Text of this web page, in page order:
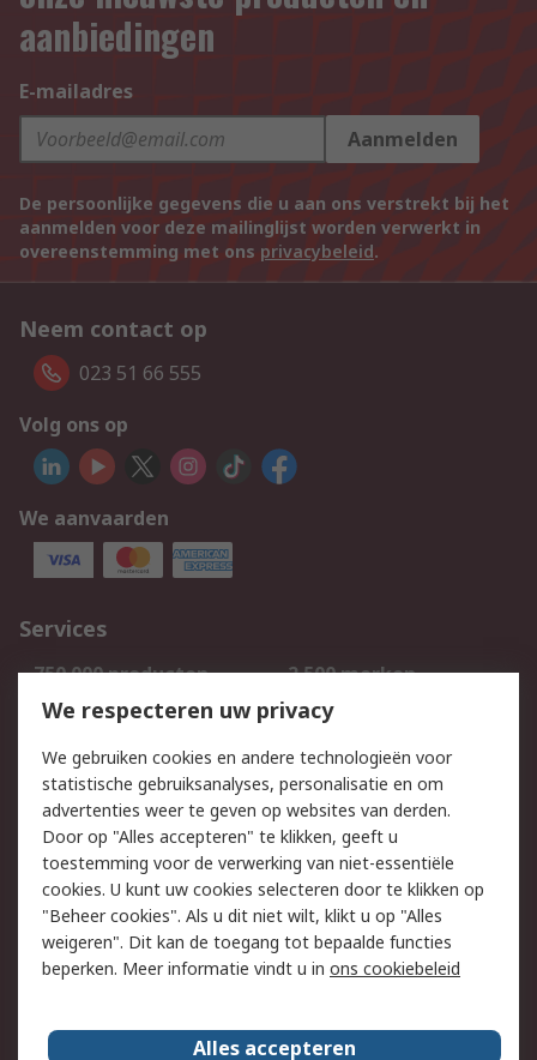
aanbiedingen
E-mailadres
Aanmelden
De persoonlijke gegevens die u aan ons verstrekt bij het
aanmelden voor deze mailinglijst worden verwerkt in
overeenstemming met ons privacybeleid.
Neem contact op
023 51 66 555
Volg ons op
We aanvaarden
Services
750.000 producten
2.500 merken
Bestellen
Inkoopoplossingen
Track & Trace
Wettelijk
Cookiebeleid
Email veiligheid
Privacybeleid
Websitevoorwaarden
Algemene
verkoopvoorwaarden
Over RS
We respecteren uw privacy
We gebruiken cookies en andere technologieën voor
statistische gebruiksanalyses, personalisatie en om
advertenties weer te geven op websites van derden.
Door op "Alles accepteren" te klikken, geeft u
toestemming voor de verwerking van niet-essentiële
cookies. U kunt uw cookies selecteren door te klikken op
"Beheer cookies". Als u dit niet wilt, klikt u op "Alles
weigeren". Dit kan de toegang tot bepaalde functies
beperken. Meer informatie vindt u in ons cookiebeleid
Alles accepteren